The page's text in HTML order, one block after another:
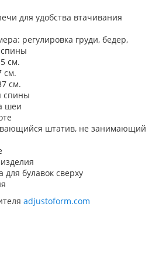
для удобства втачивания
регулировка груди, бедер,
см.
см.
см.
спины
шеи
штатив, не занимающий
булавок сверху
adjustoform.com